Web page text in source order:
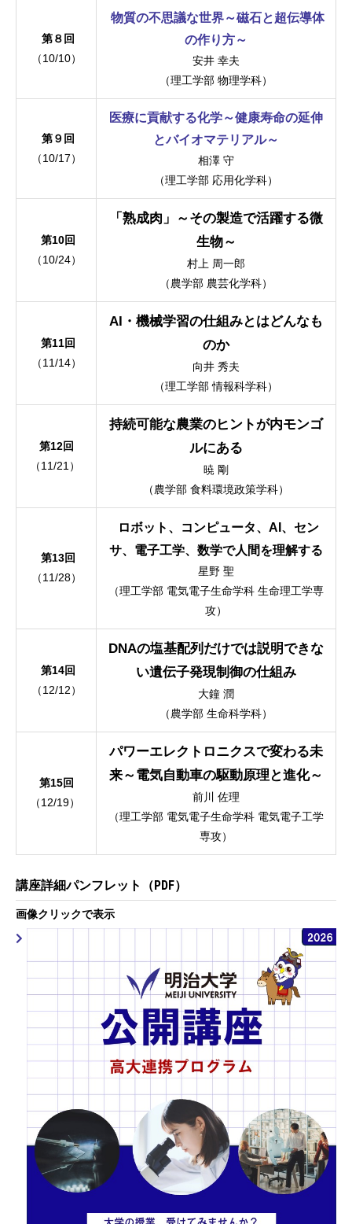
第８回
（10/10）
物質の不思議な世界～磁石と超伝導体
の作り方～
安井 幸夫
（理工学部 物理学科）
第９回
（10/17）
医療に貢献する化学～健康寿命の延伸
とバイオマテリアル～
相澤 守
（理工学部 応用化学科）
第10回
（10/24）
「熟成肉」～その製造で活躍する微
生物～
村上 周一郎
（農学部 農芸化学科）
第11回
（11/14）
AI・機械学習の仕組みとはどんなも
のか
向井 秀夫
（理工学部 情報科学科）
第12回
（11/21）
持続可能な農業のヒントが内モンゴ
ルにある
暁 剛
（農学部 食料環境政策学科）
第13回
（11/28）
ロボット、コンピュータ、AI、セン
サ、電子工学、数学で人間を理解する
星野 聖
（理工学部 電気電子生命学科 生命理工学専
攻）
第14回
（12/12）
DNAの塩基配列だけでは説明できな
い遺伝子発現制御の仕組み
大鐘 潤
（農学部 生命科学科）
第15回
（12/19）
パワーエレクトロニクスで変わる未
来～電気自動車の駆動原理と進化～
前川 佐理
（理工学部 電気電子生命学科 電気電子工学
専攻）
講座詳細パンフレット（PDF）
画像クリックで表示